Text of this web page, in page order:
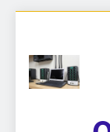
содержимому